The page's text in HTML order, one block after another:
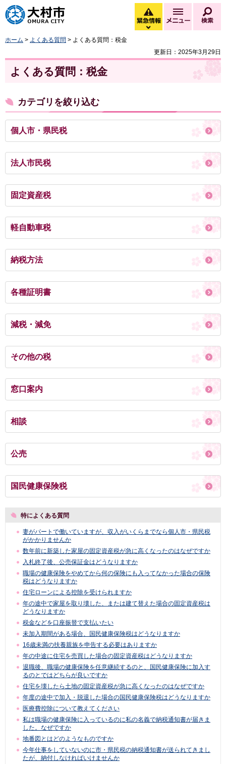
大村市
緊急情報
緊急情報を開く
メニュー
ホーム > よくある質問 > よくある質問：税金
更新日：2025年3月29日
よくある質問：税金
カテゴリを絞り込む
個人市・県民税
法人市民税
固定資産税
軽自動車税
納税方法
各種証明書
減税・減免
その他の税
窓口案内
相談
公売
国民健康保険税
特によくある質問
妻がパートで働いていますが、収入がいくらまでなら個人市・県民税
がかかりませんか
数年前に新築した家屋の固定資産税が急に高くなったのはなぜですか
入札終了後、公売保証金はどうなりますか
職場の健康保険をやめてから何の保険にも入ってなかった場合の保険
税はどうなりますか
住宅ローンによる控除を受けられますか
年の途中で家屋を取り壊した、または建て替えた場合の固定資産税は
どうなりますか
税金などを口座振替で支払いたい
未加入期間がある場合、国民健康保険税はどうなりますか
16歳未満の扶養親族を申告する必要はありますか
年の中途に住宅を売買した場合の固定資産税はどうなりますか
退職後、職場の健康保険を任意継続するのと、国民健康保険に加入す
るのとではどちらが良いですか
住宅を壊したら土地の固定資産税が急に高くなったのはなぜですか
年度の途中で加入・脱退した場合の国民健康保険税はどうなりますか
医療費控除について教えてください
私は職場の健康保険に入っているのに私の名義で納税通知書が届きま
した。なぜですか
地番図とはどのようなものですか
今年仕事をしていないのに市・県民税の納税通知書が送られてきまし
たが、納付しなければいけませんか